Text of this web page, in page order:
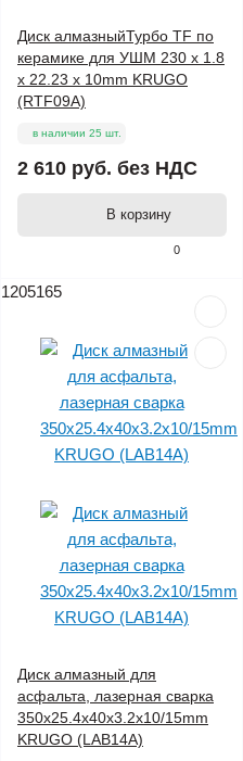
0
Диск алмазныйТурбо ТF по
керамике для УШМ 230 x 1.8
x 22.23 x 10mm KRUGO
(RTF09A)
в наличии 25 шт.
2 610 руб. без НДС
В корзину
1205165
Диск алмазный для
асфальта, лазерная сварка
350x25.4x40x3.2x10/15mm
KRUGO (LAB14A)